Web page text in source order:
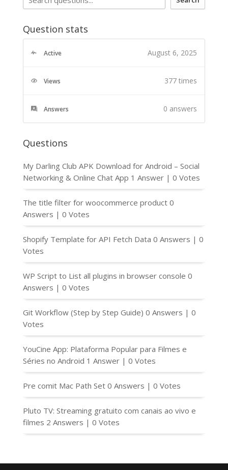
Question stats
Active August 6, 2025
Views 377 times
Answers 0 answers
Questions
My Darling Club APK Download for Android – Social
Networking & Online Chat App 1 Answer | 0 Votes
The title filter for woocommerce product 0
Answers | 0 Votes
Shopify Template for API Fetch Data 0 Answers | 0
Votes
WP Script to List all plugins in browser console 0
Answers | 0 Votes
Git Workflow (Step by Step Guide) 0 Answers | 0
Votes
YouCine App: Plataforma Popular para Filmes e
Séries no Android 1 Answer | 0 Votes
Pre comit Mac Path Set 0 Answers | 0 Votes
Pluto TV: Streaming gratuito com canais ao vivo e
filmes 2 Answers | 0 Votes